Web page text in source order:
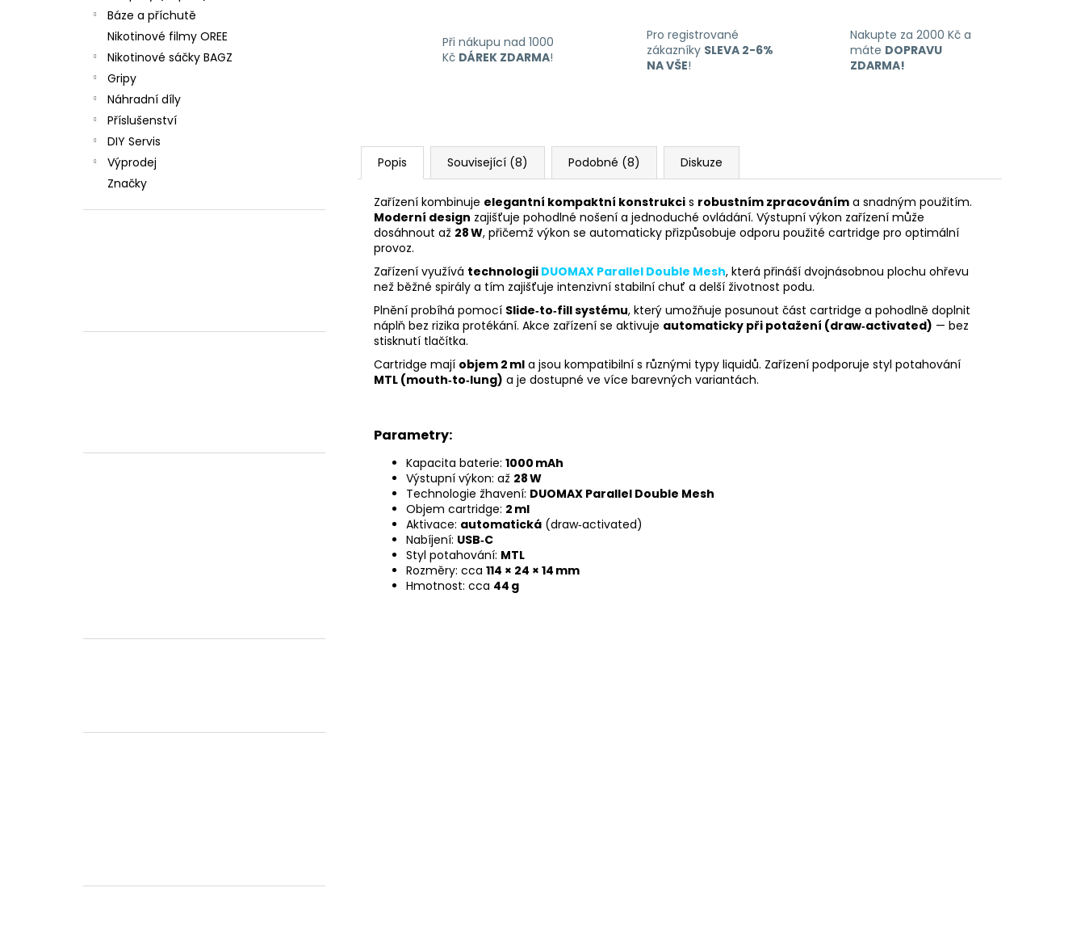
Báze a příchutě
Nikotinové filmy OREE
Nikotinové sáčky BAGZ
Gripy
Náhradní díly
Příslušenství
DIY Servis
Výprodej
Značky
Při nákupu nad 1000
Kč DÁREK ZDARMA!
Pro registrované
zákazníky SLEVA 2-6%
NA VŠE!
Nakupte za 2000 Kč a
máte DOPRAVU
ZDARMA!
Popis Související (8) Podobné (8) Diskuze
Zařízení kombinuje elegantní kompaktní konstrukci s robustním zpracováním a snadným použitím.
Moderní design zajišťuje pohodlné nošení a jednoduché ovládání. Výstupní výkon zařízení může
dosáhnout až 28 W, přičemž výkon se automaticky přizpůsobuje odporu použité cartridge pro optimální
provoz.
Zařízení využívá technologii DUOMAX Parallel Double Mesh, která přináší dvojnásobnou plochu ohřevu
než běžné spirály a tím zajišťuje intenzivní stabilní chuť a delší životnost podu.
Plnění probíhá pomocí Slide‑to‑fill systému, který umožňuje posunout část cartridge a pohodlně doplnit
náplň bez rizika protékání. Akce zařízení se aktivuje automaticky při potažení (draw‑activated) — bez
stisknutí tlačítka.
Cartridge mají objem 2 ml a jsou kompatibilní s různými typy liquidů. Zařízení podporuje styl potahování
MTL (mouth‑to‑lung) a je dostupné ve více barevných variantách.
Parametry:
Kapacita baterie: 1000 mAh
Výstupní výkon: až 28 W
Technologie žhavení: DUOMAX Parallel Double Mesh
Objem cartridge: 2 ml
Aktivace: automatická (draw‑activated)
Nabíjení: USB‑C
Styl potahování: MTL
Rozměry: cca 114 × 24 × 14 mm
Hmotnost: cca 44 g